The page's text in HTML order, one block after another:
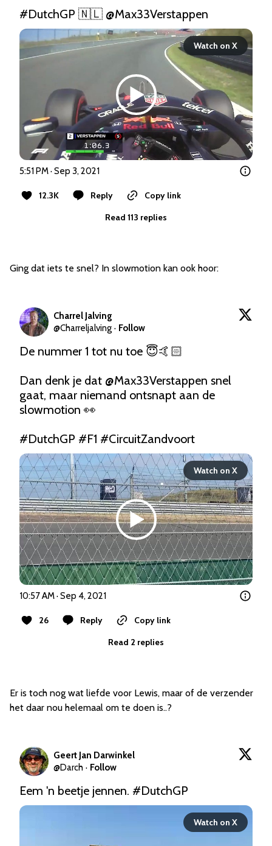
#DutchGP 🇳🇱 @Max33Verstappen
Watch on X
5:51 PM · Sep 3, 2021
12.3K Reply
Copy link
Read 113 replies
Ging dat iets te snel? In slowmotion kan ook hoor:
Charrel Jalving
@Charreljalving · Follow
De nummer 1 tot nu toe 😇🤙🏻
Dan denk je dat @Max33Verstappen snel
gaat, maar niemand ontsnapt aan de
slowmotion 👀
#DutchGP #F1 #CircuitZandvoort
Watch on X
10:57 AM · Sep 4, 2021
26 Reply
Copy link
Read 2 replies
Er is toch nog wat liefde voor Lewis, maar of de verzender
het daar nou helemaal om te doen is..?
Geert Jan Darwinkel
@Darch · Follow
Eem 'n beetje jennen. #DutchGP
Watch on X